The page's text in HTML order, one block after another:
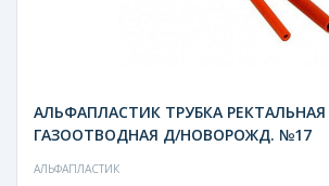
АЛЬФАПЛАСТИК ТРУБКА РЕКТАЛЬНАЯ
ГАЗООТВОДНАЯ Д/НОВОРОЖД. №17
АЛЬФАПЛАСТИК